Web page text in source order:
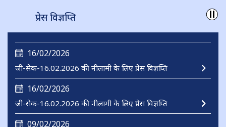
प्रेस विज्ञप्ति
16/02/2026
जी-सेक-16.02.2026 की नीलामी के लिए प्रेस विज्ञप्ति
16/02/2026
जी-सेक-16.02.2026 की नीलामी के लिए प्रेस विज्ञप्ति
09/02/2026